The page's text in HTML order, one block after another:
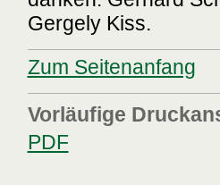
Gergely Kiss.
Zum Seitenanfang
Vorläufige
PDF